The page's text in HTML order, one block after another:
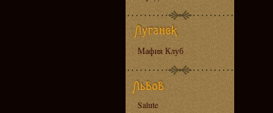
Мафия Клуб
Salute